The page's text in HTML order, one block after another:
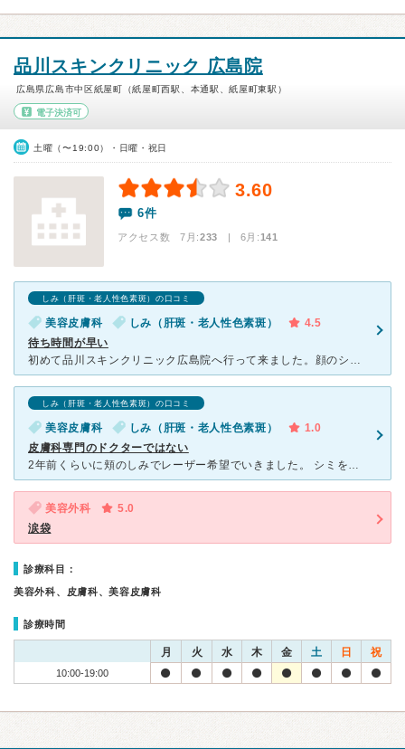
品川スキンクリニック 広島院
広島県広島市中区紙屋町（紙屋町西駅、本通駅、紙屋町東駅）
電子決済可
土曜（〜19:00）・日曜・祝日
3.60
6件
アクセス数 7月:233 | 6月:141
しみ（肝斑・老人性色素斑）の口コミ
美容皮膚科 しみ（肝斑・老人性色素斑）
4.5
待ち時間が早い
初めて品川スキンクリニック広島院へ行って来ました。顔のシミ.ソバカス.肝斑などで悩んでいました。初めてで恐る恐る行きましたが…とても感じの良いスタッフさんで、待ち時間も短く、突然の時間変更もオーケーだ
しみ（肝斑・老人性色素斑）の口コミ
美容皮膚科 しみ（肝斑・老人性色素斑）
1.0
皮膚科専門のドクターではない
2年前くらいに頬のしみでレーザー希望でいきました。 シミを見ての診断ではなく患者の話を聞いて 「あーそれなら肝斑ですね」と。 いや、どう見てもADMだろうと。 しっかり、患者のシミを見てから診
美容外科
5.0
涙袋
診療科目：
美容外科、皮膚科、美容皮膚科
診療時間
月 火 水 木 金 土 日 祝
10:00-19:00